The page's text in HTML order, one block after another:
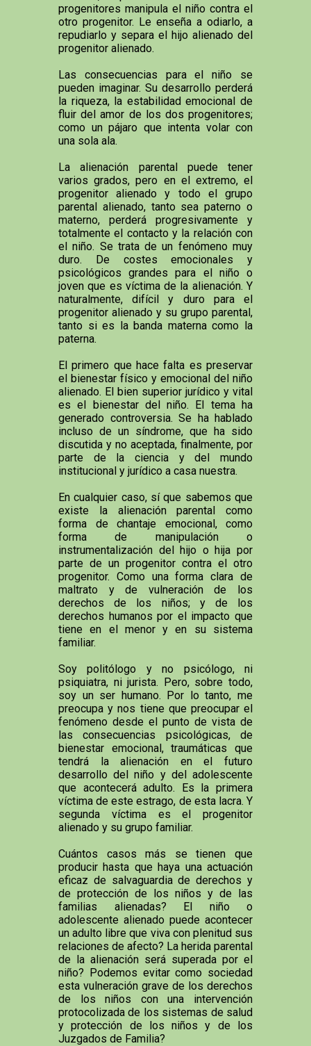
progenitores manipula el niño contra el
otro progenitor. Le enseña a odiarlo, a
repudiarlo y separa el hijo alienado del
progenitor alienado.
Las consecuencias para el niño se
pueden imaginar. Su desarrollo perderá
la riqueza, la estabilidad emocional de
fluir del amor de los dos progenitores;
como un pájaro que intenta volar con
una sola ala.
La alienación parental puede tener
varios grados, pero en el extremo, el
progenitor alienado y todo el grupo
parental alienado, tanto sea paterno o
materno, perderá progresivamente y
totalmente el contacto y la relación con
el niño. Se trata de un fenómeno muy
duro. De costes emocionales y
psicológicos grandes para el niño o
joven que es víctima de la alienación. Y
naturalmente, difícil y duro para el
progenitor alienado y su grupo parental,
tanto si es la banda materna como la
paterna.
El primero que hace falta es preservar
el bienestar físico y emocional del niño
alienado. El bien superior jurídico y vital
es el bienestar del niño. El tema ha
generado controversia. Se ha hablado
incluso de un síndrome, que ha sido
discutida y no aceptada, finalmente, por
parte de la ciencia y del mundo
institucional y jurídico a casa nuestra.
En cualquier caso, sí que sabemos que
existe la alienación parental como
forma de chantaje emocional, como
forma de manipulación o
instrumentalización del hijo o hija por
parte de un progenitor contra el otro
progenitor. Como una forma clara de
maltrato y de vulneración de los
derechos de los niños; y de los
derechos humanos por el impacto que
tiene en el menor y en su sistema
familiar.
Soy politólogo y no psicólogo, ni
psiquiatra, ni jurista. Pero, sobre todo,
soy un ser humano. Por lo tanto, me
preocupa y nos tiene que preocupar el
fenómeno desde el punto de vista de
las consecuencias psicológicas, de
bienestar emocional, traumáticas que
tendrá la alienación en el futuro
desarrollo del niño y del adolescente
que acontecerá adulto. Es la primera
víctima de este estrago, de esta lacra. Y
segunda víctima es el progenitor
alienado y su grupo familiar.
Cuántos casos más se tienen que
producir hasta que haya una actuación
eficaz de salvaguardia de derechos y
de protección de los niños y de las
familias alienadas? El niño o
adolescente alienado puede acontecer
un adulto libre que viva con plenitud sus
relaciones de afecto? La herida parental
de la alienación será superada por el
niño? Podemos evitar como sociedad
esta vulneración grave de los derechos
de los niños con una intervención
protocolizada de los sistemas de salud
y protección de los niños y de los
Juzgados de Familia?